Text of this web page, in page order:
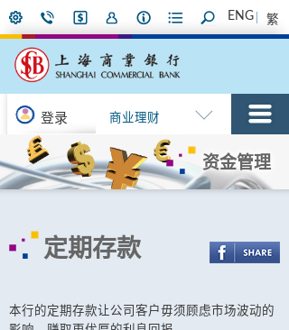
ENG 繁
登录 商业理财
资金管理
定期存款
本行的定期存款让公司客户毋须顾虑市场波动的